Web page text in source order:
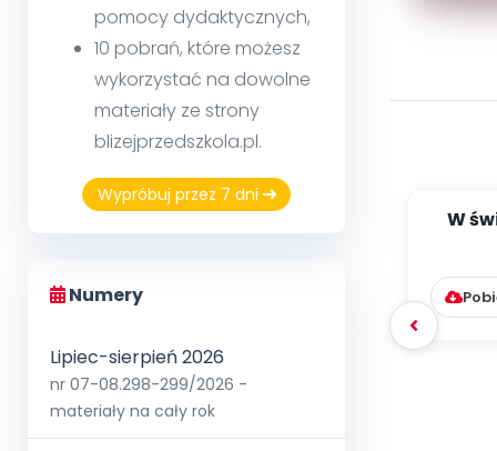
pomocy dydaktycznych,
10 pobrań, które możesz
wykorzystać na dowolne
materiały ze strony
blizejprzedszkola.pl.
Wypróbuj przez 7 dni
Numery
Lipiec-sierpień 2026
nr 07-08.298-299/2026 -
materiały na cały rok
W
68]